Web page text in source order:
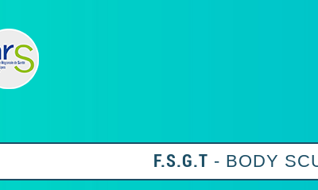
F.S.G.T - BODY